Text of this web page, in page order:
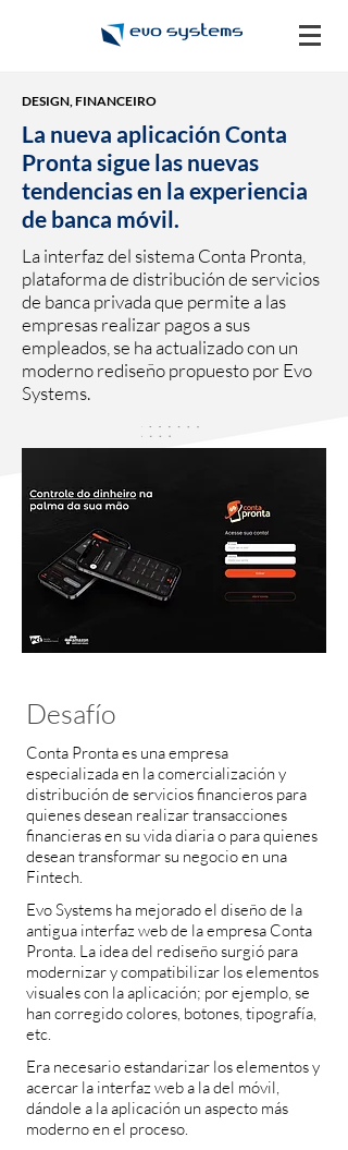
DESIGN, FINANCEIRO
La nueva aplicación Conta
Pronta sigue las nuevas
tendencias en la experiencia
de banca móvil.
La interfaz del sistema Conta Pronta,
plataforma de distribución de servicios
de banca privada que permite a las
empresas realizar pagos a sus
empleados, se ha actualizado con un
moderno rediseño propuesto por Evo
Systems.
Desafío
Conta Pronta es una empresa
especializada en la comercialización y
distribución de servicios financieros para
quienes desean realizar transacciones
financieras en su vida diaria o para quienes
desean transformar su negocio en una
Fintech.
Evo Systems ha mejorado el diseño de la
antigua interfaz web de la empresa Conta
Pronta. La idea del rediseño surgió para
modernizar y compatibilizar los elementos
visuales con la aplicación; por ejemplo, se
han corregido colores, botones, tipografía,
etc.
Era necesario estandarizar los elementos y
acercar la interfaz web a la del móvil,
dándole a la aplicación un aspecto más
moderno en el proceso.